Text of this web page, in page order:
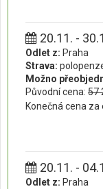
20.11. -
Odlet z: Praha
Strava:
Možno
Původní cena: 57
Konečná cena za
20.11. -
Odlet z: Praha